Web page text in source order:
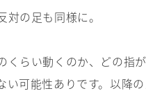
の足も同様に。
くらい動くのか、どの指
可能性ありです。以降